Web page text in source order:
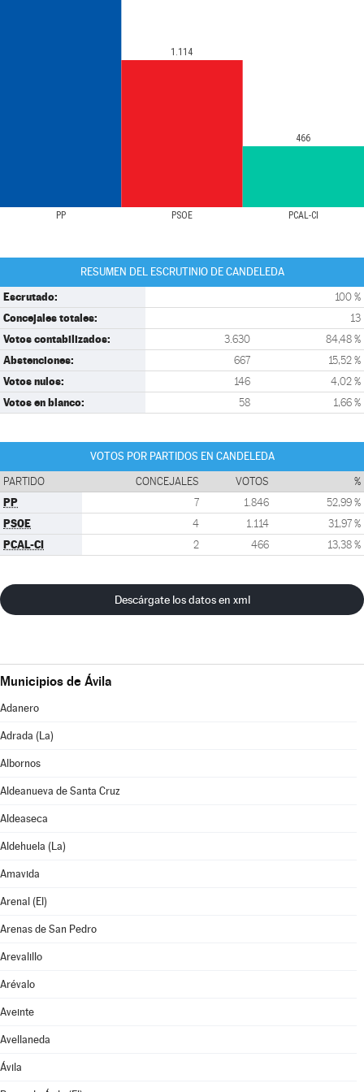
PP PSOE PCAL-CI
1.114
466
RESUMEN DEL ESCRUTINIO DE CANDELEDA
Escrutado: 100 %
Concejales totales: 13
Votos contabilizados: 3.630 84,48 %
Abstenciones: 667 15,52 %
Votos nulos: 146 4,02 %
Votos en blanco: 58 1,66 %
VOTOS POR PARTIDOS EN CANDELEDA
PARTIDO CONCEJALES VOTOS %
PP 7 1.846 52,99 %
PSOE 4 1.114 31,97 %
PCAL-CI 2 466 13,38 %
Descárgate los datos en xml
Municipios de Ávila
Adanero
Adrada (La)
Albornos
Aldeanueva de Santa Cruz
Aldeaseca
Aldehuela (La)
Amavida
Arenal (El)
Arenas de San Pedro
Arevalillo
Arévalo
Aveinte
Avellaneda
Ávila